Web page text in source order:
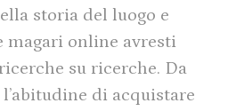
storia del luogo e
magari online avresti
su ricerche. Da
di acquistare